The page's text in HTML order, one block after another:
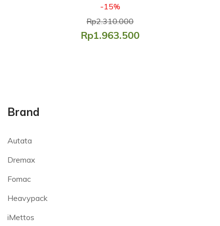
Brand
Autata
Dremax
Fomac
Heavypack
iMettos
-15%
Rp2.310.000
Rp1.963.500